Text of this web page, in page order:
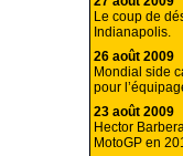
Le coup de
Indianapolis.
26 août 2009
Mondial side
pour
23 août 2009
Hector
MotoGP en